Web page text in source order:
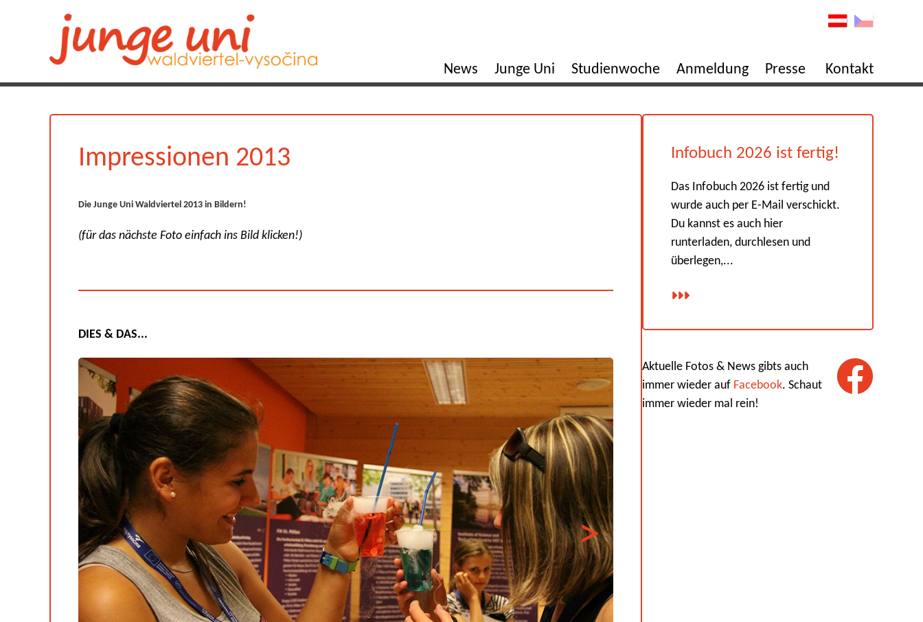
News Junge Uni Studienwoche Anmeldung Presse Kontakt
Impressionen 2013
Die Junge Uni Waldviertel 2013 in Bildern!
(für das nächste Foto einfach ins Bild klicken!)
DIES & DAS...
Infobuch 2026 ist fertig!
Das Infobuch 2026 ist fertig und
wurde auch per E-Mail verschickt.
Du kannst es auch hier
runterladen, durchlesen und
überlegen,...
Aktuelle Fotos & News gibts auch
immer wieder auf Facebook. Schaut
immer wieder mal rein!